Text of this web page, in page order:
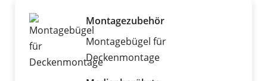
Montagezubehör
Montagebügel für
Deckenmontage